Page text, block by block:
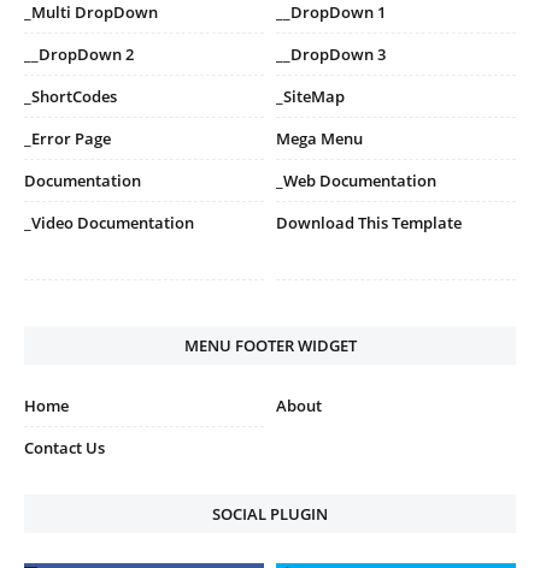
_Multi DropDown
__DropDown 1
__DropDown 2
__DropDown 3
_ShortCodes
_SiteMap
_Error Page
Mega Menu
Documentation
_Web Documentation
_Video Documentation
Download This Template
MENU FOOTER WIDGET
Home
About
Contact Us
SOCIAL PLUGIN